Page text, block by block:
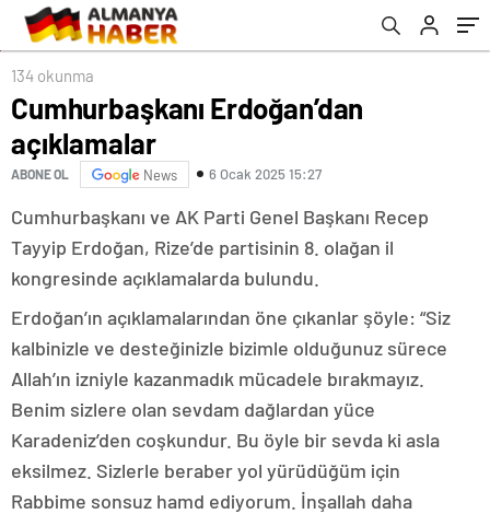
134 okunma
Cumhurbaşkanı Erdoğan’dan
açıklamalar
ABONE OL News 6 Ocak 2025 15:27
Cumhurbaşkanı ve AK Parti Genel Başkanı Recep
Tayyip Erdoğan, Rize’de partisinin 8. olağan il
kongresinde açıklamalarda bulundu.
Erdoğan’ın açıklamalarından öne çıkanlar şöyle: “Siz
kalbinizle ve desteğinizle bizimle olduğunuz sürece
Allah’ın izniyle kazanmadık mücadele bırakmayız.
Benim sizlere olan sevdam dağlardan yüce
Karadeniz’den coşkundur. Bu öyle bir sevda ki asla
eksilmez. Sizlerle beraber yol yürüdüğüm için
Rabbime sonsuz hamd ediyorum. İnşallah daha